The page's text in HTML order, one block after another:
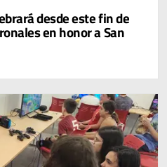
desde este fin de
en honor a San